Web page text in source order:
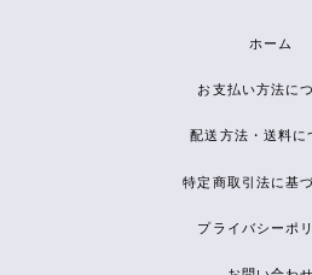
ホーム
お支払い方法に
配送方法・送料に
特定商取引法に基
プライバシーポ